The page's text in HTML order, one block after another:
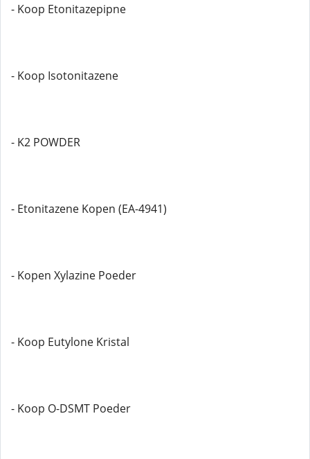
- Koop Etonitazepipne
- Koop Isotonitazene
- K2 POWDER
- Etonitazene Kopen (EA-4941)
- Kopen Xylazine Poeder
- Koop Eutylone Kristal
- Koop O-DSMT Poeder